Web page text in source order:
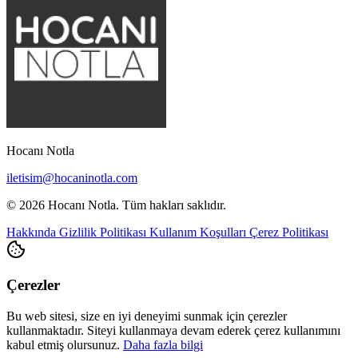
Hocanı Notla
iletisim@hocaninotla.com
© 2026 Hocanı Notla. Tüm hakları saklıdır.
Hakkında Gizlilik Politikası Kullanım Koşulları Çerez Politikası
Çerezler
Bu web sitesi, size en iyi deneyimi sunmak için çerezler
kullanmaktadır. Siteyi kullanmaya devam ederek çerez kullanımını
kabul etmiş olursunuz. Daha fazla bilgi